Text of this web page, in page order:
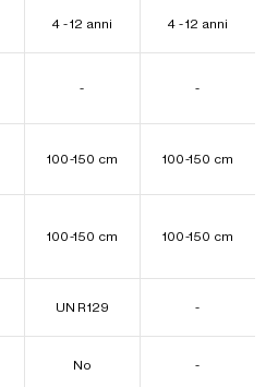
4 - 12 anni 4 - 12 anni
- -
100-150 cm 100-150 cm
100-150 cm 100-150 cm
UN R129 -
No -